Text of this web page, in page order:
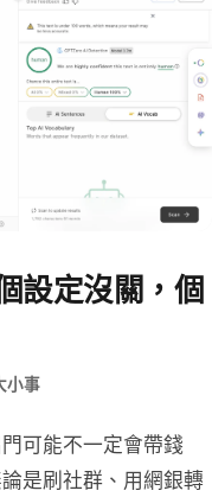
設定沒關，個
小事
可能不一定會帶錢
是刷社群、用網銀轉